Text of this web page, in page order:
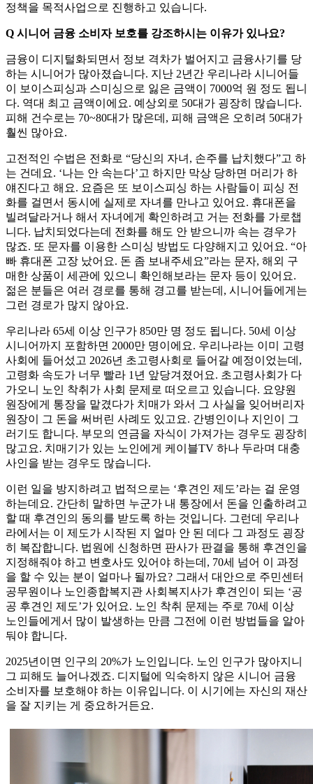
정책을 목적사업으로 진행하고 있습니다.
Q 시니어 금융 소비자 보호를 강조하시는 이유가 있나요?
금융이 디지털화되면서 정보 격차가 벌어지고 금융사기를 당
하는 시니어가 많아졌습니다. 지난 2년간 우리나라 시니어들
이 보이스피싱과 스미싱으로 잃은 금액이 7000억 원 정도 됩니
다. 역대 최고 금액이에요. 예상외로 50대가 굉장히 많습니다.
피해 건수로는 70~80대가 많은데, 피해 금액은 오히려 50대가
훨씬 많아요.
고전적인 수법은 전화로 “당신의 자녀, 손주를 납치했다”고 하
는 건데요. ‘나는 안 속는다’고 하지만 막상 당하면 머리가 하
얘진다고 해요. 요즘은 또 보이스피싱 하는 사람들이 피싱 전
화를 걸면서 동시에 실제로 자녀를 만나고 있어요. 휴대폰을
빌려달라거나 해서 자녀에게 확인하려고 거는 전화를 가로챕
니다. 납치되었다는데 전화를 해도 안 받으니까 속는 경우가
많죠. 또 문자를 이용한 스미싱 방법도 다양해지고 있어요. “아
빠 휴대폰 고장 났어요. 돈 좀 보내주세요”라는 문자, 해외 구
매한 상품이 세관에 있으니 확인해보라는 문자 등이 있어요.
젊은 분들은 여러 경로를 통해 경고를 받는데, 시니어들에게는
그런 경로가 많지 않아요.
우리나라 65세 이상 인구가 850만 명 정도 됩니다. 50세 이상
시니어까지 포함하면 2000만 명이에요. 우리나라는 이미 고령
사회에 들어섰고 2026년 초고령사회로 들어갈 예정이었는데,
고령화 속도가 너무 빨라 1년 앞당겨졌어요. 초고령사회가 다
가오니 노인 착취가 사회 문제로 떠오르고 있습니다. 요양원
원장에게 통장을 맡겼다가 치매가 와서 그 사실을 잊어버리자
원장이 그 돈을 써버린 사례도 있고요. 간병인이나 지인이 그
러기도 합니다. 부모의 연금을 자식이 가져가는 경우도 굉장히
많고요. 치매기가 있는 노인에게 케이블TV 하나 두라며 대충
사인을 받는 경우도 많습니다.
이런 일을 방지하려고 법적으로는 ‘후견인 제도’라는 걸 운영
하는데요. 간단히 말하면 누군가 내 통장에서 돈을 인출하려고
할 때 후견인의 동의를 받도록 하는 것입니다. 그런데 우리나
라에서는 이 제도가 시작된 지 얼마 안 된 데다 그 과정도 굉장
히 복잡합니다. 법원에 신청하면 판사가 판결을 통해 후견인을
지정해줘야 하고 변호사도 있어야 하는데, 70세 넘어 이 과정
을 할 수 있는 분이 얼마나 될까요? 그래서 대안으로 주민센터
공무원이나 노인종합복지관 사회복지사가 후견인이 되는 ‘공
공 후견인 제도’가 있어요. 노인 착취 문제는 주로 70세 이상
노인들에게서 많이 발생하는 만큼 그전에 이런 방법들을 알아
둬야 합니다.
2025년이면 인구의 20%가 노인입니다. 노인 인구가 많아지니
그 피해도 늘어나겠죠. 디지털에 익숙하지 않은 시니어 금융
소비자를 보호해야 하는 이유입니다. 이 시기에는 자신의 재산
을 잘 지키는 게 중요하거든요.